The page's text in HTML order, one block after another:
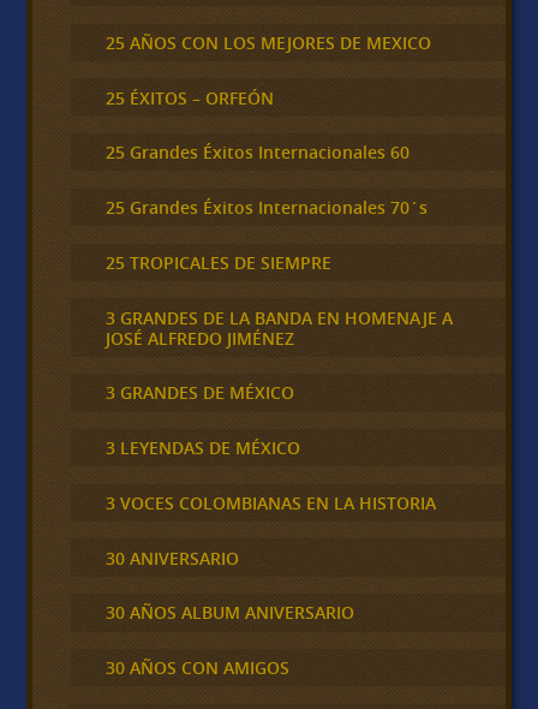
25 AÑOS CON LOS MEJORES DE MEXICO
25 ÉXITOS – ORFEÓN
25 Grandes Éxitos Internacionales 60
25 Grandes Éxitos Internacionales 70´s
25 TROPICALES DE SIEMPRE
3 GRANDES DE LA BANDA EN HOMENAJE A
JOSÉ ALFREDO JIMÉNEZ
3 GRANDES DE MÉXICO
3 LEYENDAS DE MÉXICO
3 VOCES COLOMBIANAS EN LA HISTORIA
30 ANIVERSARIO
30 AÑOS ALBUM ANIVERSARIO
30 AÑOS CON AMIGOS